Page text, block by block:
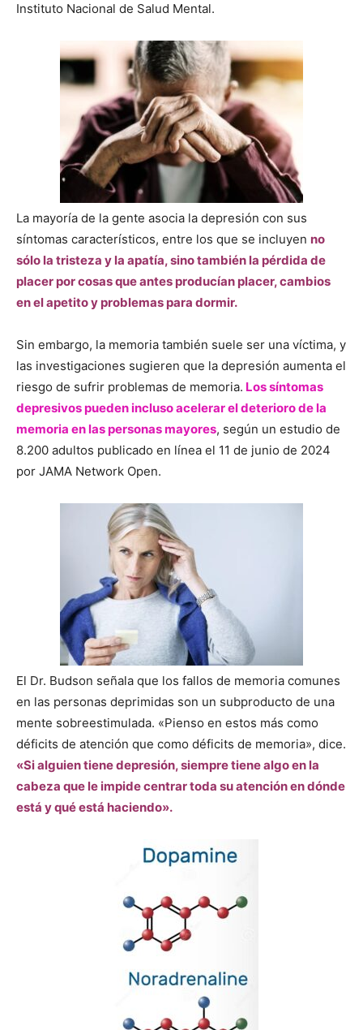
Instituto Nacional de Salud Mental.
La mayoría de la gente asocia la depresión con sus
síntomas característicos, entre los que se incluyen no
sólo la tristeza y la apatía, sino también la pérdida de
placer por cosas que antes producían placer, cambios
en el apetito y problemas para dormir.
Sin embargo, la memoria también suele ser una víctima, y
las investigaciones sugieren que la depresión aumenta el
riesgo de sufrir problemas de memoria. Los síntomas
depresivos pueden incluso acelerar el deterioro de la
memoria en las personas mayores, según un estudio de
8.200 adultos publicado en línea el 11 de junio de 2024
por JAMA Network Open.
El Dr. Budson señala que los fallos de memoria comunes
en las personas deprimidas son un subproducto de una
mente sobreestimulada. «Pienso en estos más como
déficits de atención que como déficits de memoria», dice.
«Si alguien tiene depresión, siempre tiene algo en la
cabeza que le impide centrar toda su atención en dónde
está y qué está haciendo».